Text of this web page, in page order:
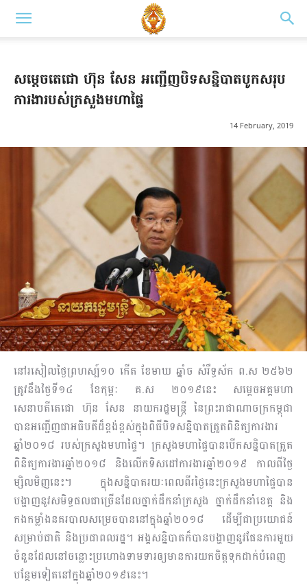
សម្តេចតេជោ ហ៊ុន សែន អញ្ជើញ​បិទ​សន្និបាត​បូក​សរុប​
ការងារ​បស់​ក្រសួង​មហាផ្ទៃ
14 February, 2019
នៅរសៀលថ្ងៃព្រហស្ប៍១០ កើត ខែមាឃ ឆ្នាំច សំរឹទ្ធស័ក ព.ស ២៥៦២
ត្រូវនឹងថ្ងៃទី១៤ ខែកុម្ភៈ គ.ស ២០១៩នេះ សម្តេចអគ្គមហា
សេនាបតីតេជោ ហ៊ុន សែន នាយករដ្ឋមន្ត្រី នៃព្រះរាជាណាចក្រកម្ពុជា
បានអញ្ជើញជាអធិបតីដ៏ខ្ពង់ខ្ពស់ក្នុងពិធីបិទសន្និបាតត្រួតពិនិត្យការងារ
ឆ្នាំ២០១៨ របស់ក្រសួងមហាផ្ទៃ។ ក្រសួងមហាផ្ទៃបាន​បើក​សន្និបាត​ត្រួត
ពិនិត្យការងារឆ្នាំ២០១៨ និងលើកទិសដៅការងារឆ្នាំ២០១៩ កាលពីថ្ងៃ
ម្សិលមិញនេះ។ ក្នុងសន្និបាត​រយៈ​ពេល​ពីរថ្ងៃនេះក្រសួងមហាផ្ទៃបាន
បង្ហាញនូវសមិទ្ធផលជាច្រើនដែលថ្នាក់ដឹកនាំក្រសួង ថ្នាក់ដឹកនាំខេត្ត និង​
កង​កម្លាំងនគរបាលសម្រេចបាននៅក្នុងឆ្នាំ២០១៨ ដើម្បីជាប្រយោជន៍
សម្រាប់ជាតិ និងប្រជាពលរដ្ឋ។ អង្គសន្និបាត​ក៏បានបង្ហាញនូវផែនការមួយ
ចំនួនដែលនៅចន្លោះប្រហោងទាមទារឲ្យមានការយកចិត្តទុកដាក់បំពេញ
បន្ថែម​ទៀតនៅក្នុងឆ្នាំ២០១៩នេះ។